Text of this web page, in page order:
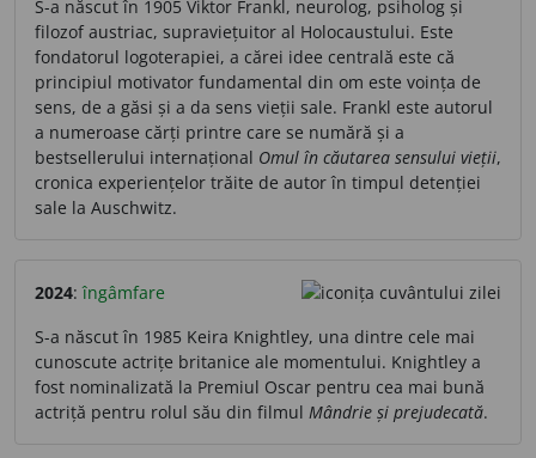
S-a născut în 1905 Viktor Frankl, neurolog, psiholog și
filozof austriac, supraviețuitor al Holocaustului. Este
fondatorul logoterapiei, a cărei idee centrală este că
principiul motivator fundamental din om este voința de
sens, de a găsi și a da sens vieții sale. Frankl este autorul
a numeroase cărți printre care se numără și a
bestsellerului internațional Omul în căutarea sensului vieții,
cronica experiențelor trăite de autor în timpul detenției
sale la Auschwitz.
2024:îngâmfare
S-a născut în 1985 Keira Knightley, una dintre cele mai
cunoscute actrițe britanice ale momentului. Knightley a
fost nominalizată la Premiul Oscar pentru cea mai bună
actriță pentru rolul său din filmul Mândrie și prejudecată.